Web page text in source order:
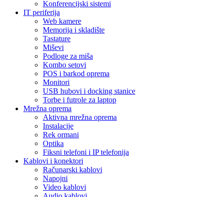
Konferencijski sistemi
IT periferija
Web kamere
Memorija i skladište
Tastature
Miševi
Podloge za miša
Kombo setovi
POS i barkod oprema
Monitori
USB hubovi i docking stanice
Torbe i futrole za laptop
Mrežna oprema
Aktivna mrežna oprema
Instalacije
Rek ormani
Optika
Fiksni telefoni i IP telefonija
Kablovi i konektori
Računarski kablovi
Napojni
Video kablovi